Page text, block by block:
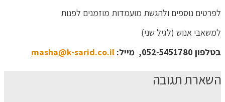
לפרטים נוספים ולהגשת מועמדות מוזמנים לפנות
למשאבי אנוש (לגיל שני)
בטלפון 052-5451780, מייל:
masha@k-sarid.co.il
השארת תגובה